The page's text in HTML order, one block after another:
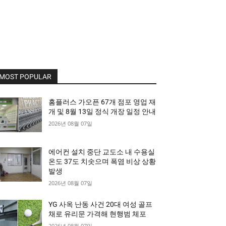
MOST POPULAR
홈플러스 가오픈 67개 점포 영업 재
개 및 8월 13일 정식 개장 일정 안내
2026년 08월 07일
에어컨 설치 중단 교도소 내 수용실
온도 37도 치솟으며 폭염 비상 상황
발생
2026년 08월 07일
YG 사옥 난동 사건 20대 여성 골프
채로 유리문 가격해 현행범 체포